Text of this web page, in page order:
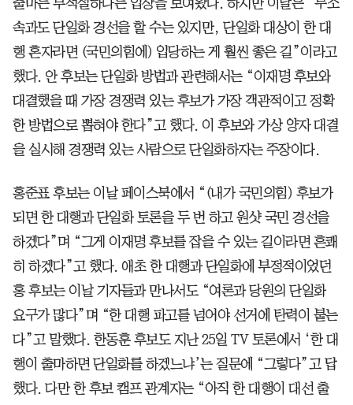
출마는 부적절하다는 입장을 보여왔다. 하지만 이날은 “무소
속과도 단일화 경선을 할 수는 있지만, 단일화 대상이 한 대
행 혼자라면 (국민의힘에) 입당하는 게 훨씬 좋은 길”이라고
했다. 안 후보는 단일화 방법과 관련해서는 “이재명 후보와
대결했을 때 가장 경쟁력 있는 후보가 가장 객관적이고 정확
한 방법으로 뽑혀야 한다”고 했다. 이 후보와 가상 양자 대결
을 실시해 경쟁력 있는 사람으로 단일화하자는 주장이다.
홍준표 후보는 이날 페이스북에서 “(내가 국민의힘) 후보가
되면 한 대행과 단일화 토론을 두 번 하고 원샷 국민 경선을
하겠다”며 “그게 이재명 후보를 잡을 수 있는 길이라면 흔쾌
히 하겠다”고 했다. 애초 한 대행과 단일화에 부정적이었던
홍 후보는 이날 기자들과 만나서도 “여론과 당원의 단일화
요구가 많다”며 “한 대행 파고를 넘어야 선거에 탄력이 붙는
다”고 말했다. 한동훈 후보도 지난 25일 TV 토론에서 ‘한 대
행이 출마하면 단일화를 하겠느냐’는 질문에 “그렇다”고 답
했다. 다만 한 후보 캠프 관계자는 “아직 한 대행이 대선 출